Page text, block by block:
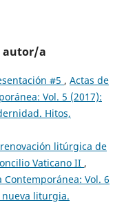
autor/a
#5 , Actas de
Vol. 5 (2017):
Hitos,
litúrgica de
Vaticano II ,
Vol. 6
liturgia.